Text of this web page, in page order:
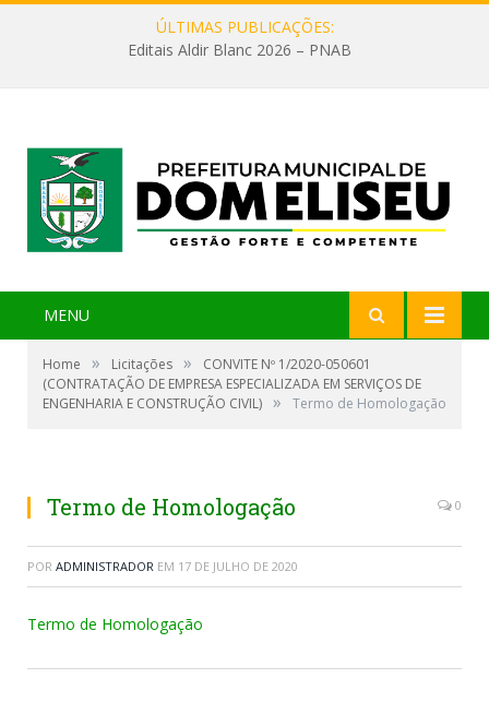
ÚLTIMAS PUBLICAÇÕES:
Editais Aldir Blanc 2026 – PNAB
MENU
Home » Licitações »
CONVITE Nº 1/2020-050601
(CONTRATAÇÃO DE EMPRESA ESPECIALIZADA EM SERVIÇOS DE
ENGENHARIA E CONSTRUÇÃO CIVIL) » Termo de Homologação
Termo de Homologação 0
POR ADMINISTRADOR EM 17 DE JULHO DE 2020
Termo de Homologação